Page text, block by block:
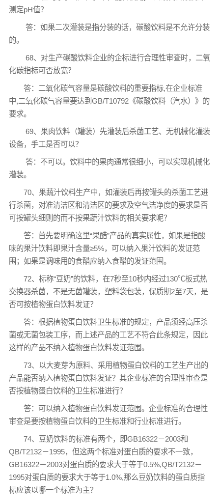
测定pH值？
答：如果二次灌装是指分装的话，碳酸饮料是不允许分装
的。
68、对生产碳酸饮料企业的企标进行合理性审查时，二氧
化碳指标可否放宽？
答：二氧化碳气容量是碳酸饮料的重要指标,在企业标准
中,二氧化碳气容量要达到GB/T10792《碳酸饮料（汽水）》的
要求。
69、果肉饮料（罐装）先灌装后杀菌工艺、无机械化灌装
设备，手工是否可以？
答：不可以。饮料中的果肉通常很细小，可以实现机械化
灌装。
70、果蔬汁饮料生产中，如灌装后再按罐头的杀菌工艺进
行杀菌，对准清洁区和清洁区的要求及空气洁净度的要求是否
可按罐头细则的而不按果蔬汁饮料的相关要求呢？
答：首先要明确这里“果醋”产品的真实属性，如果是指酸
味的果汁饮料即果汁含量≥5%，可以纳入果汁饮料的发证范
围；如果是调味用的食醋应纳入食醋的发证范围。
72、标称“豆奶”的饮料，在7秒至10秒内经过130℃板式热
交换器杀菌，不是无菌罐装，塑料袋包装，保质期2至7天，是
否可按植物蛋白饮料发证？
答：根据植物蛋白饮料卫生标准的规定，产品须经高压杀
菌或无菌包装工序，而上述产品的工艺不符合此条规定，因此
这样的产品不纳入植物蛋白饮料发证范围。
73、以大麦芽为原料、采用植物蛋白饮料的工艺生产出的
产品能否纳入植物蛋白饮料发证？其企业标准的合理性审查是
否按植物蛋白饮料的卫生标准进行？
答：可以纳入植物蛋白饮料发证范围。企业标准的合理性
审查是要按植物蛋白饮料的卫生标准和行业标准进行。
74、豆奶饮料的标准有两个，即GB16322－2003和
QB/T2132－1995，但这两个标准对蛋白质的要求不一致，
GB16322－2003对蛋白质的要求大于等于0.5%,QB/T2132－
1995对蛋白质的要求大于等于1.0%,那么豆奶饮料的蛋白质指
标应该以哪一个标准为主？